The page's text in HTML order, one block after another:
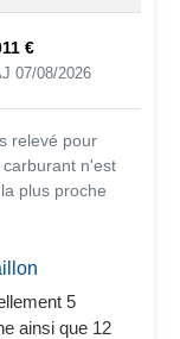
€
07/08/2026
relevé pour
carburant n'est
plus proche
5
ainsi que 12